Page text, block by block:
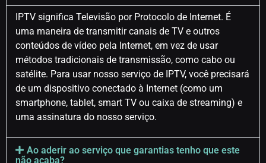
IPTV significa Televisão por Protocolo de Internet. É
uma maneira de transmitir canais de TV e outros
conteúdos de vídeo pela Internet, em vez de usar
métodos tradicionais de transmissão, como cabo ou
satélite. Para usar nosso serviço de IPTV, você precisará
de um dispositivo conectado à Internet (como um
smartphone, tablet, smart TV ou caixa de streaming) e
uma assinatura do nosso serviço.
Ao aderir ao serviço que garantias tenho que este
não acaba?